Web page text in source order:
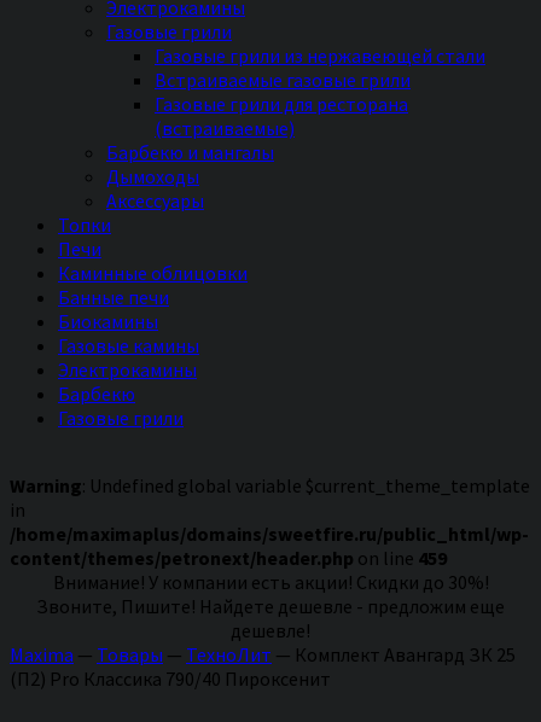
Электрокамины
Газовые грили
Газовые грили из нержавеющей стали
Встраиваемые газовые грили
Газовые грили для ресторана
(встраиваемые)
Барбекю и мангалы
Дымоходы
Аксессуары
Топки
Печи
Каминные облицовки
Банные печи
Биокамины
Газовые камины
Электрокамины
Барбекю
Газовые грили
Warning: Undefined global variable $current_theme_template
in
/home/maximaplus/domains/sweetfire.ru/public_html/wp-
content/themes/petronext/header.php on line 459
Внимание! У компании есть акции! Скидки до 30%!
Звоните, Пишите! Найдете дешевле - предложим еще
дешевле!
Maxima — Товары — ТехноЛит — Комплект Авангард ЗК 25
(П2) Pro Классика 790/40 Пироксенит